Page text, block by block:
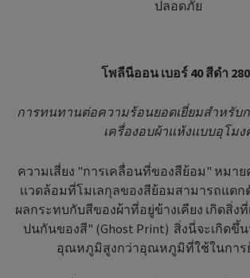
ปลอดภัย
โพลีนีออน เบอร์ 40 สีดำ
การทนทานต่อความร้อนยอดเยี่ยมสำหรับ
เครื่องอบผ้าแห้งแบบอุโมง
ความเสี่ยง "การเคลื่อนที่ของสีย้อม" หมา
เเวดล้อมที่โมเลกุลของสีย้อมสามารถแต
ผลกระทบกับสีของผ้าที่อยู่ข้างเคียง เกิดสิ่ง
ปนกันของสี" (Ghost Print) สิ่งนี่จะเกิดขึ้
อุณหภูมิสูงกว่าอุณหภูมิที่ใช้ในการ